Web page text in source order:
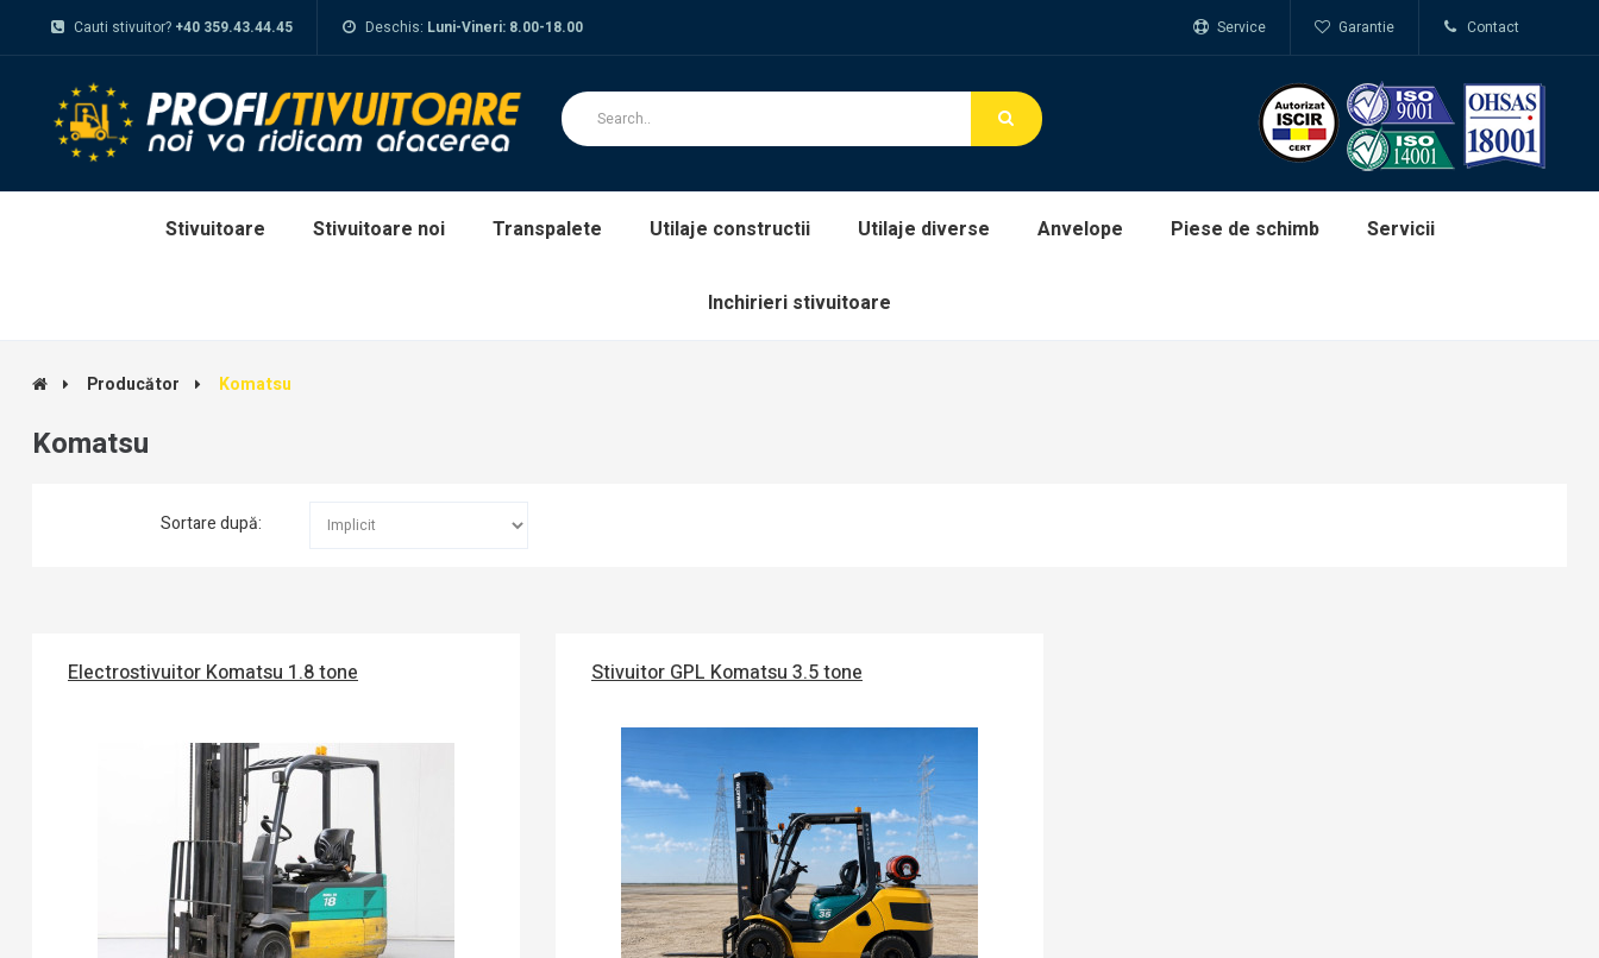
Cauti stivuitor? +40 359.43.44.45 Deschis: Luni-Vineri: 8.00-18.00 Contact
Garantie
Service
Stivuitoare Stivuitoare noi Transpalete Utilaje constructii Utilaje diverse Anvelope Piese de schimb Servicii
Inchirieri stivuitoare
Producător Komatsu
Komatsu
Sortare după:
Electrostivuitor Komatsu 1.8 tone Stivuitor GPL Komatsu 3.5 tone